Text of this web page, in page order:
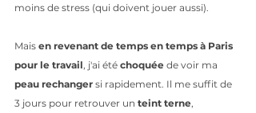
moins de stress (qui doivent jouer aussi).
Mais en revenant de temps en temps à Paris
pour le travail, j'ai été choquée de voir ma
peau rechanger si rapidement. Il me suffit de
3 jours pour retrouver un teint terne,